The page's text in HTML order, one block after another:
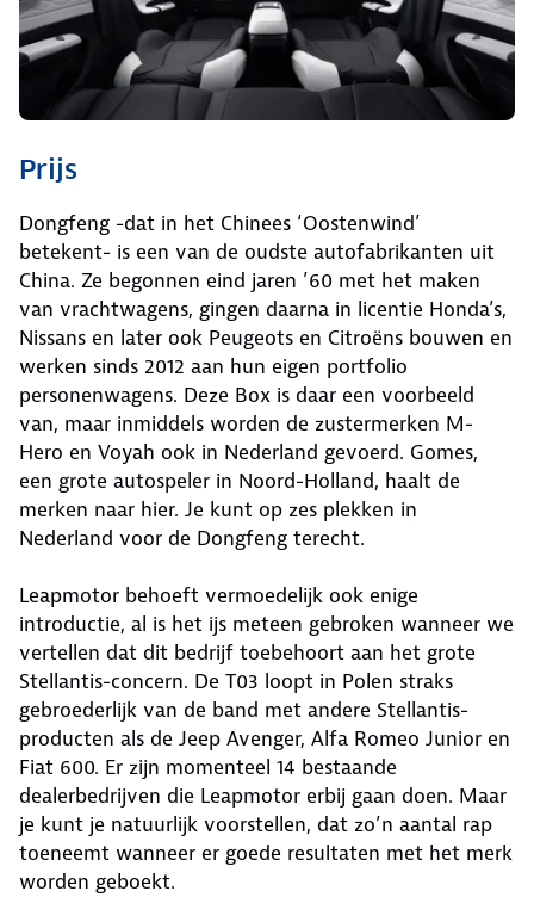
Prijs
Dongfeng -dat in het Chinees ‘Oostenwind’
betekent- is een van de oudste autofabrikanten uit
China. Ze begonnen eind jaren ’60 met het maken
van vrachtwagens, gingen daarna in licentie Honda’s,
Nissans en later ook Peugeots en Citroëns bouwen en
werken sinds 2012 aan hun eigen portfolio
personenwagens. Deze Box is daar een voorbeeld
van, maar inmiddels worden de zustermerken M-
Hero en Voyah ook in Nederland gevoerd. Gomes,
een grote autospeler in Noord-Holland, haalt de
merken naar hier. Je kunt op zes plekken in
Nederland voor de Dongfeng terecht.
Leapmotor behoeft vermoedelijk ook enige
introductie, al is het ijs meteen gebroken wanneer we
vertellen dat dit bedrijf toebehoort aan het grote
Stellantis-concern. De T03 loopt in Polen straks
gebroederlijk van de band met andere Stellantis-
producten als de Jeep Avenger, Alfa Romeo Junior en
Fiat 600. Er zijn momenteel 14 bestaande
dealerbedrijven die Leapmotor erbij gaan doen. Maar
je kunt je natuurlijk voorstellen, dat zo’n aantal rap
toeneemt wanneer er goede resultaten met het merk
worden geboekt.